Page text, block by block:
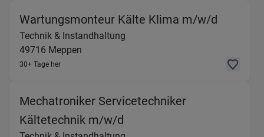
Wartungsmonteur Kälte Klima m/w/d
Technik & Instandhaltung
49716 Meppen
30+ Tage her
Mechatroniker Servicetechniker
Kältetechnik m/w/d